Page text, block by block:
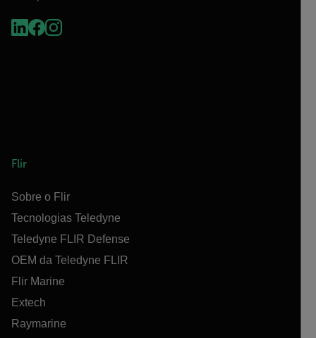
Flir
Sobre o Flir
Tecnologias Teledyne
Teledyne FLIR Defense
OEM da Teledyne FLIR
Flir Marine
Extech
Raymarine